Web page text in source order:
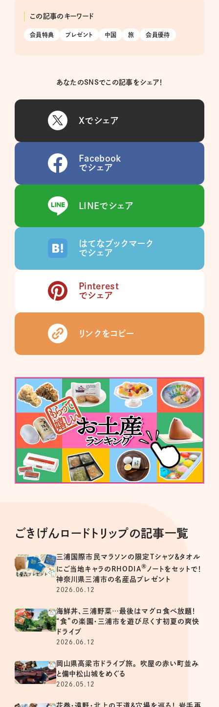
この記事のキーワード
会員特典 プレゼント 中国 旅 会員優待
あなたのSNSでこの記事をシェア！
Xでシェア
Facebook
でシェア
LINEでシェア
はてなブックマーク
でシェア
Pinterest
でシェア
リンクをコピー
ごきげんロードトリップの記事一覧
三浦国際市民マラソンの限定Tシャツ＆タオル
にご当地キャラのRHODIA® ノートをセットで！
神奈川県三浦市の名産品プレゼント
2026.06.12
海鮮丼、三浦野菜…最後はマグロ食べ放題！
“食”の楽園・三浦市を遊び尽くす初夏の爽快
ドライブ
2026.06.12
岡山県高梁市ドライブ旅。 吹屋の赤い町並み
と備中松山城をめぐる
2026.05.12
花巻・遠野・北上の王道＆穴場を巡る！ 岩手再